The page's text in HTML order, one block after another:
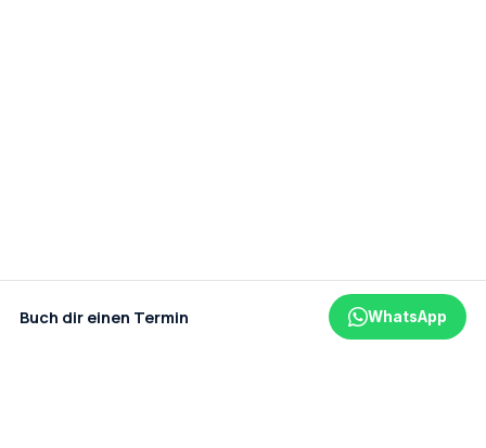
Buch dir einen Termin WhatsApp